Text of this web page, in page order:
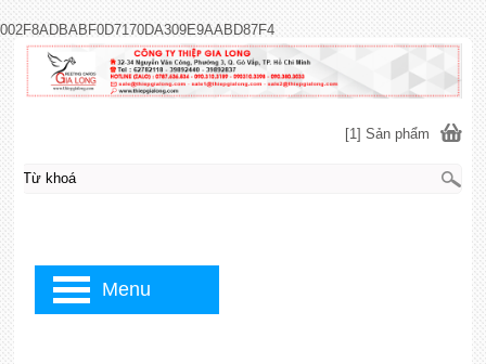
002F8ADBABF0D7170DA309E9AABD87F4
[1] Sản phẩm
Menu